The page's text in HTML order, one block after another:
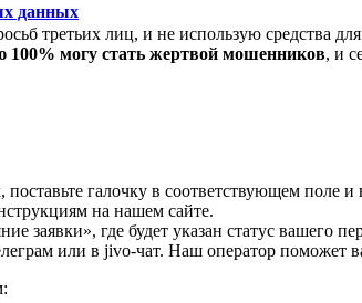
данных
третьих лиц, и не использую средства
100% могу стать жертвой мошенников, и
галочку в соответствующем поле
на нашем сайте.
заявки», где будет указан статус вашего
или в jivo-чат. Наш оператор поможет